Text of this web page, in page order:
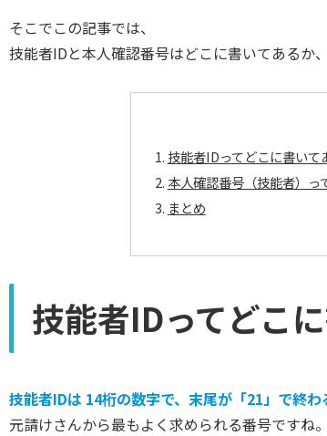
そこでこの記事では、
技能者IDと本人確認番号はどこに書いてあるか
技能者IDってどこに書いて
本人確認番号（技能者）っ
まとめ
技能者IDってどこ
技能者IDは 14桁の数字で、末尾が「21」で終わ
元請けさんから最もよく求められる番号ですね。